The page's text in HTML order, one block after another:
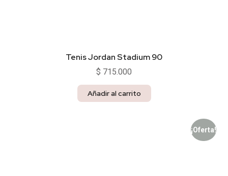
Tenis Jordan Stadium 90
$ 715.000
Añadir al carrito
¡Oferta!